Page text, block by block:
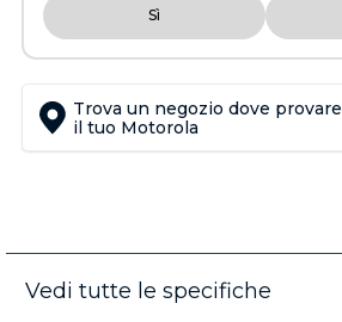
Sì
Trova un negozio dove provare
il tuo Motorola
Vedi tutte le specifiche